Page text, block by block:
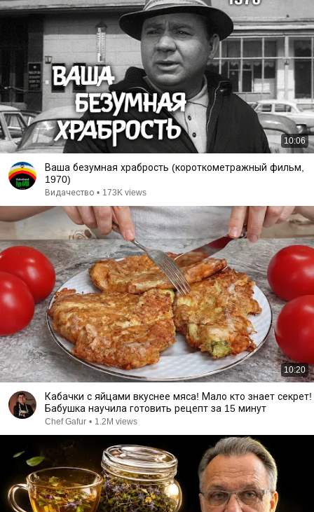
10:06
Ваша безумная храбрость (короткометражный фильм,
1970)
Видачество • 173K views
10:20
Кабачки с яйцами вкуснее мяса! Мало кто знает секрет!
Бабушка научила готовить рецепт за 15 минут
Chef Gafur • 1.2M views